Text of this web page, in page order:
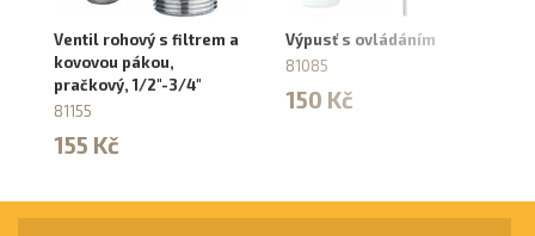
Ventil rohový s filtrem a
kovovou pákou,
pračkový, 1/2"-3/4"
81155
155 Kč
Výpusť s ovládáním
81085
150 Kč